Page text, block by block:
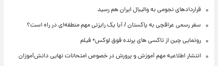
قراردادهای نجومی به والیبال ایران هم رسید
سفر رسمی عراقچی به پاکستان / آیا یک رایزنی مهم منطقه‌ای در راه است؟
رونمایی چین از تاکسی های پرنده فوق لوکس+ فیلم
انتشار اطلاعیه مهم آموزش و پرورش در خصوص امتحانات نهایی دانش‌آموزان